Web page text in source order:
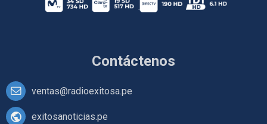
Contáctenos
ventas@radioexitosa.pe
exitosanoticias.pe